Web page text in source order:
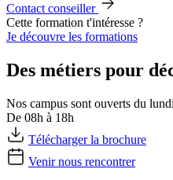
Contact conseiller
Cette formation t'intéresse ?
Je découvre les formations
Des métiers pour
Nos campus sont ouverts du
De 08h à 18h
Télécharger la brochure
Venir nous rencontrer